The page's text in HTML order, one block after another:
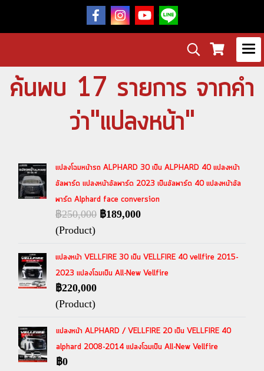
ค้นพบ 17 รายการ จากคำ
ว่า"แปลงหน้า"
แปลงโฉมหน้ารถ ALPHARD 30 เป็น ALPHARD 40 แปลงหน้า
อัลพาร์ด แปลงหน้าอัลพาร์ด 2023 เป็นอัลพาร์ด 40 แปลงหน้าอัล
พาร์ด Alphard face conversion
฿250,000 ฿189,000
(Product)
แปลงหน้า VELLFIRE 30 เป็น VELLFIRE 40 vellfire 2015-
2023 แปลงโฉมเป็น All-New Vellfire
฿220,000
(Product)
แปลงหน้า ALPHARD / VELLFIRE 20 เป็น VELLFIRE 40
alphard 2008-2014 แปลงโฉมเป็น All-New Vellfire
฿0